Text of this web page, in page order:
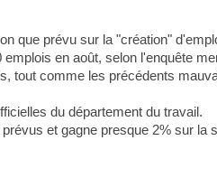
que prévu sur la "création"
en août, selon l'enquête
comme les précédents
du département du travail.
et gagne presque 2% sur la